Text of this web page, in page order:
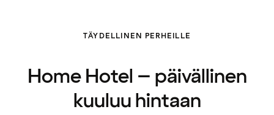
TÄYDELLINEN PERHEILLE
Home Hotel – päivällinen
kuuluu hintaan